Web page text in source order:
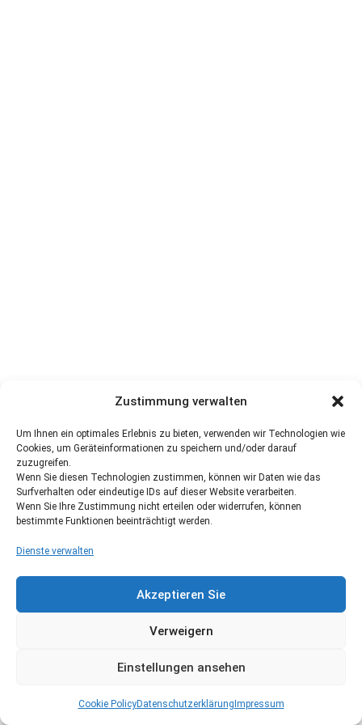
Zustimmung verwalten
Um Ihnen ein optimales Erlebnis zu bieten, verwenden wir Technologien wie
Cookies, um Geräteinformationen zu speichern und/oder darauf
zuzugreifen.
Wenn Sie diesen Technologien zustimmen, können wir Daten wie das
Surfverhalten oder eindeutige IDs auf dieser Website verarbeiten.
Wenn Sie Ihre Zustimmung nicht erteilen oder widerrufen, können
bestimmte Funktionen beeinträchtigt werden.
Dienste verwalten
Akzeptieren Sie
Verweigern
Einstellungen ansehen
Cookie PolicyDatenschutzerklärung Impressum